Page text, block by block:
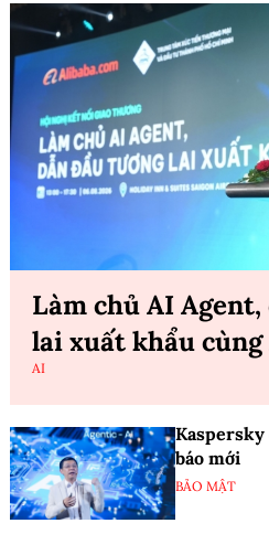
Làm chủ AI
lai xuất khẩu
AI
Kaspersky
báo mới
BẢO MẬT